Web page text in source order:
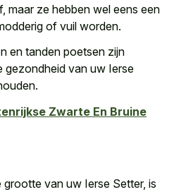
maar ze hebben wel eens een
of vuil worden.
en tanden poetsen zijn
gezondheid van uw Ierse
Zwarte En Bruine
van uw Ierse Setter, is